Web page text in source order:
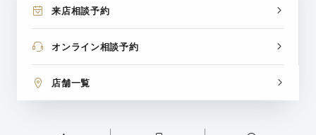
来店相談予約
オンライン相談予約
店舗一覧